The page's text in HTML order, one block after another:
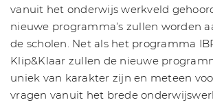
vanuit het onderwijs werkveld
nieuwe programma’s zullen worden
de scholen. Net als het programma
Klip&Klaar zullen de nieuwe
uniek van karakter zijn en meteen
vragen vanuit het brede